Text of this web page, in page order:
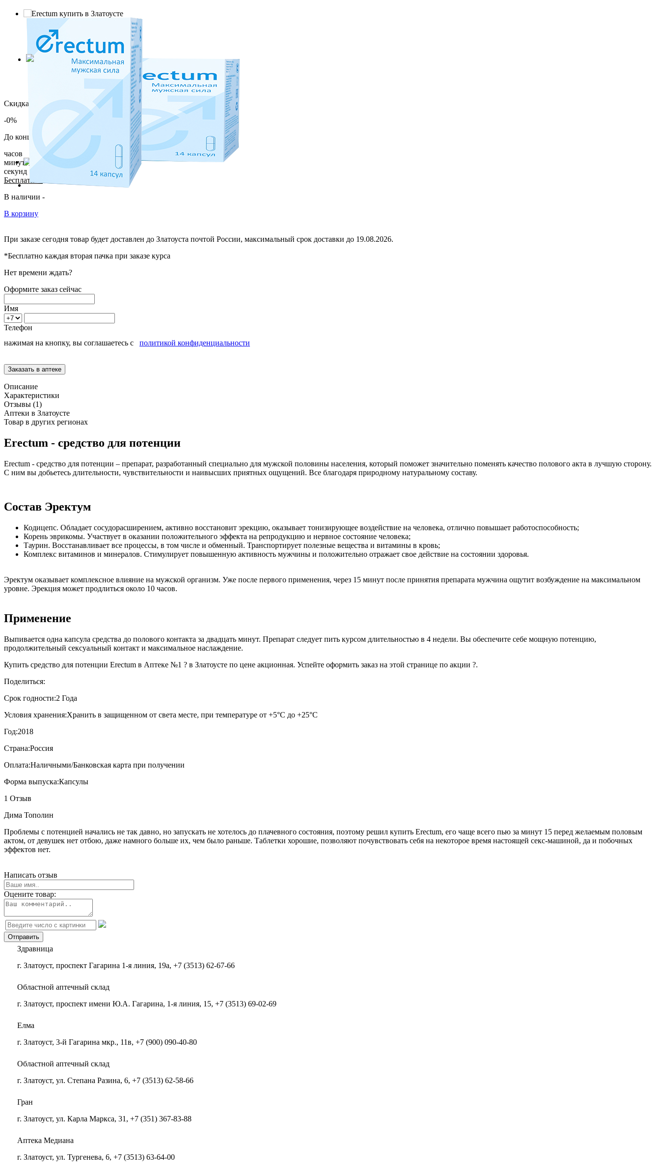
Скидка
-0%
До конца акции осталось:
часов
минут
секунд
Бесплатно*
В наличии -
В корзину
При заказе сегодня товар будет доставлен до Златоуста почтой России, максимальный срок доставки до 19.08.2026.
*Бесплатно каждая вторая пачка при заказе курса
Нет времени ждать?
Оформите заказ сейчас
Имя
Телефон
нажимая на кнопку, вы соглашаетесь с политикой конфиденциальности
Описание
Характеристики
Отзывы (1)
Аптеки в Златоусте
Товар в других регионах
Erectum - средство для потенции
Erectum - средство для потенции – препарат, разработанный специально для мужской половины населения, который поможет значительно поменять качество полового акта в лучшую сторону.
С ним вы добьетесь длительности, чувствительности и наивысших приятных ощущений. Все благодаря природному натуральному составу.
Состав Эректум
Кодицепс. Обладает сосудорасширением, активно восстановит эрекцию, оказывает тонизирующее воздействие на человека, отлично повышает работоспособность;
Корень эврикомы. Участвует в оказании положительного эффекта на репродукцию и нервное состояние человека;
Таурин. Восстанавливает все процессы, в том числе и обменный. Транспортирует полезные вещества и витамины в кровь;
Комплекс витаминов и минералов. Стимулирует повышенную активность мужчины и положительно отражает свое действие на состоянии здоровья.
Эректум оказывает комплексное влияние на мужской организм. Уже после первого применения, через 15 минут после принятия препарата мужчина ощутит возбуждение на максимальном
уровне. Эрекция может продлиться около 10 часов.
Применение
Выпивается одна капсула средства до полового контакта за двадцать минут. Препарат следует пить курсом длительностью в 4 недели. Вы обеспечите себе мощную потенцию,
продолжительный сексуальный контакт и максимальное наслаждение.
Купить средство для потенции Erectum в Аптеке №1 ? в Златоусте по цене акционная. Успейте оформить заказ на этой странице по акции ?.
Поделиться:
Срок годности:2 Года
Условия хранения:Хранить в защищенном от света месте, при температуре от +5°С до +25°С
Год:2018
Страна:Россия
Оплата:Наличными/Банковская карта при получении
Форма выпуска:Капсулы
1 Отзыв
Дима Тополин
Проблемы с потенцией начались не так давно, но запускать не хотелось до плачевного состояния, поэтому решил купить Erectum, его чаще всего пью за минут 15 перед желаемым половым
актом, от девушек нет отбою, даже намного больше их, чем было раньше. Таблетки хорошие, позволяют почувствовать себя на некоторое время настоящей секс-машиной, да и побочных
эффектов нет.
Написать отзыв
Оцените товар:
Здравница
г. Златоуст, проспект Гагарина 1-я линия, 19а, +7 (3513) 62-67-66
Областной аптечный склад
г. Златоуст, проспект имени Ю.А. Гагарина, 1-я линия, 15, +7 (3513) 69-02-69
Елма
г. Златоуст, 3-й Гагарина мкр., 11в, +7 (900) 090-40-80
Областной аптечный склад
г. Златоуст, ул. Степана Разина, 6, +7 (3513) 62-58-66
Гран
г. Златоуст, ул. Карла Маркса, 31, +7 (351) 367-83-88
Аптека Медиана
г. Златоуст, ул. Тургенева, 6, +7 (3513) 63-64-00